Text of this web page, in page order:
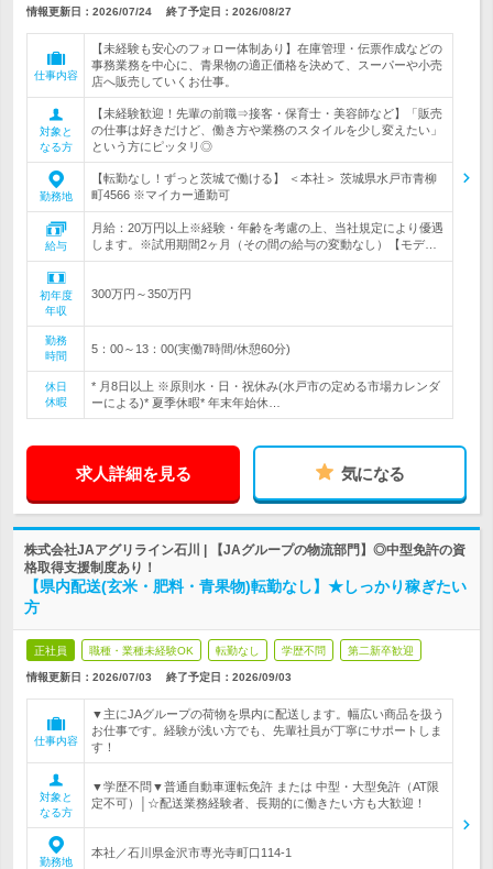
情報更新日：2026/07/24 終了予定日： 2026/08/27
仕事内容
【未経験も安心のフォロー体制あり】在庫管理・伝票作成などの
事務業務を中心に、青果物の適正価格を決めて、スーパーや小売
店へ販売していくお仕事。
対象と
なる方
【未経験歓迎！先輩の前職⇒接客・保育士・美容師など】「販売
の仕事は好きだけど、働き方や業務のスタイルを少し変えたい」
という方にピッタリ◎
勤務地
【転勤なし！ずっと茨城で働ける】 ＜本社＞ 茨城県水戸市青柳
町4566 ※マイカー通勤可
給与
月給：20万円以上※経験・年齢を考慮の上、当社規定により優遇
します。※試用期間2ヶ月（その間の給与の変動なし）【モデ…
初年度
年収
300万円～350万円
勤務
時間
5：00～13：00(実働7時間/休憩60分)
休日
休暇
* 月8日以上 ※原則水・日・祝休み(水戸市の定める市場カレンダ
ーによる)* 夏季休暇* 年末年始休…
求人詳細を見る 気になる
株式会社JAアグリライン石川 | 【JAグループの物流部門】◎中型免許の資
格取得支援制度あり！
【県内配送(玄米・肥料・青果物)転勤なし】★しっかり稼ぎたい
方
正社員 職種・業種未経験OK 転勤なし 学歴不問 第二新卒歓迎
情報更新日：2026/07/03 終了予定日： 2026/09/03
仕事内容
▼主にJAグループの荷物を県内に配送します。幅広い商品を扱う
お仕事です。経験が浅い方でも、先輩社員が丁寧にサポートしま
す！
対象と
なる方
▼学歴不問▼普通自動車運転免許 または 中型・大型免許（AT限
定不可）│☆配送業務経験者、長期的に働きたい方も大歓迎！
勤務地
本社／石川県金沢市専光寺町口114-1